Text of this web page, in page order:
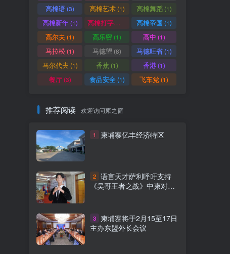
高棉语(3) 高棉艺术(1) 高棉舞蹈(1)
高棉新年(1) 高棉打字机 高棉帝国 (1)
高尔夫 (1) 高乐密(1) 高中 (1)
马拉松(1) 马德望 (8) 马德旺省(1)
马尔代夫 (1) 香蕉(1) 香港(1)
餐厅(3) 食品安全(1) 飞车党(1)
推荐阅读 欢迎访问柬之窗
1 柬埔寨亿丰经济特区
2 语言天才萨利呼吁支持
《吴哥王者之战》中柬对抗
3
柬埔寨将于2月15至17日
主办东盟外长会议